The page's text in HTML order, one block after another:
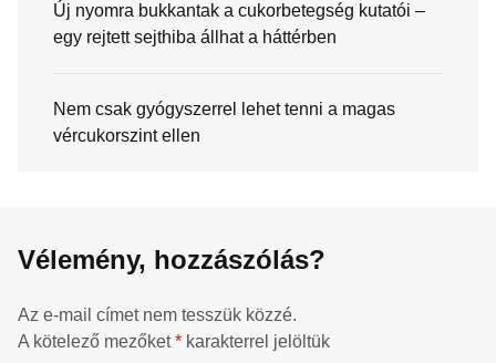
Új nyomra bukkantak a cukorbetegség kutatói –
egy rejtett sejthiba állhat a háttérben
Nem csak gyógyszerrel lehet tenni a magas
vércukorszint ellen
Vélemény, hozzászólás?
Az e-mail címet nem tesszük közzé.
A kötelező mezőket* karakterrel jelöltük